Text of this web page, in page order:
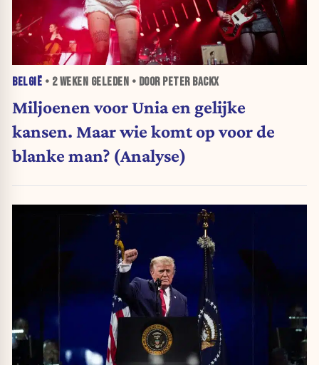
BELGIË • 2 WEKEN GELEDEN • DOOR PETER BACKX
Miljoenen voor Unia en gelijke
kansen. Maar wie komt op voor de
blanke man? (Analyse)